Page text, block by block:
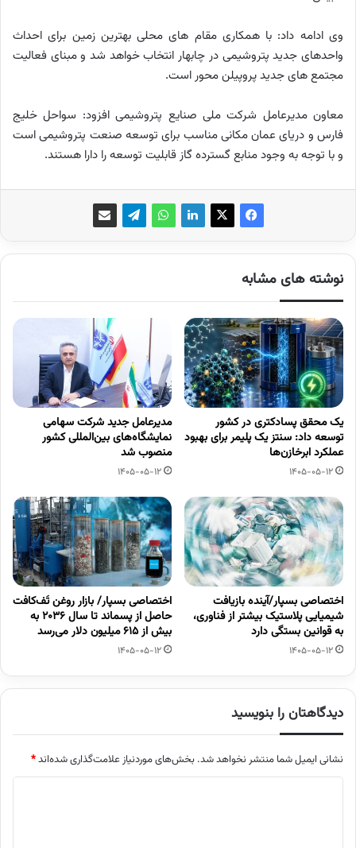
وی ادامه داد: با همکاری مقام های محلی بهترین زمین برای احداث
واحدهای جدید پتروشیمی در چابهار انتخاب خواهد شد و مبنای فعالیت
مجتمع های جدید پروپیلن محور است.
معاون مدیرعامل شرکت ملی صنایع پتروشیمی افزود: سواحل خلیج
فارس و دریای عمان مکانی مناسب برای توسعه صنعت پتروشیمی است
و با توجه به وجود منابع گسترده گاز قابلیت توسعه را دارا هستند.
نوشته های مشابه
یک محقق پسادکتری در کشور
توسعه داد: سنتز یک پلیمر برای بهبود
عملکرد ابرخازن‌ها
1405-05-12
مدیرعامل جدید شرکت سهامی
نمایشگاه‌های بین‌المللی کشور
منصوب شد
1405-05-12
اختصاصی بسپار/آینده بازیافت
شیمیایی پلاستیک بیشتر از فناوری،
به قوانین بستگی دارد
1405-05-12
اختصاصی بسپار/ بازار روغن تَف‌کافت
حاصل از پسماند تا سال ۲۰۳۶ به
بیش از ۶۱۵ میلیون دلار می‌رسد
1405-05-12
دیدگاهتان را بنویسید
نشانی ایمیل شما منتشر نخواهد شد. بخش‌های موردنیاز علامت‌گذاری شده‌اند*